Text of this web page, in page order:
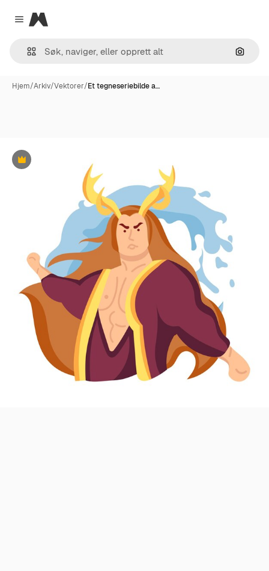
Close menu
Magnific
Søk
Hjem/Arkiv/Vektorer/Et tegneseriebilde a…
Premium